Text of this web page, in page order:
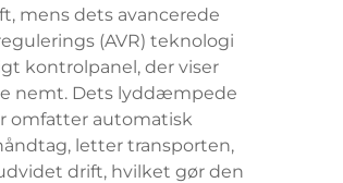
mens dets avancerede
(AVR) teknologi
kontrolpanel, der viser
nemt. Dets lyddæmpede
omfatter automatisk
letter transporten,
drift, hvilket gør den